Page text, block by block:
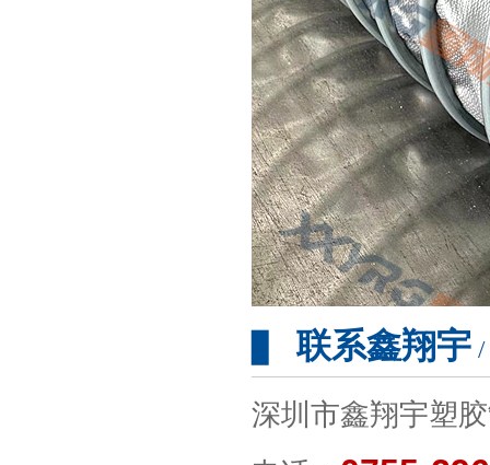
联系鑫翔宇 /
深圳市鑫翔宇塑